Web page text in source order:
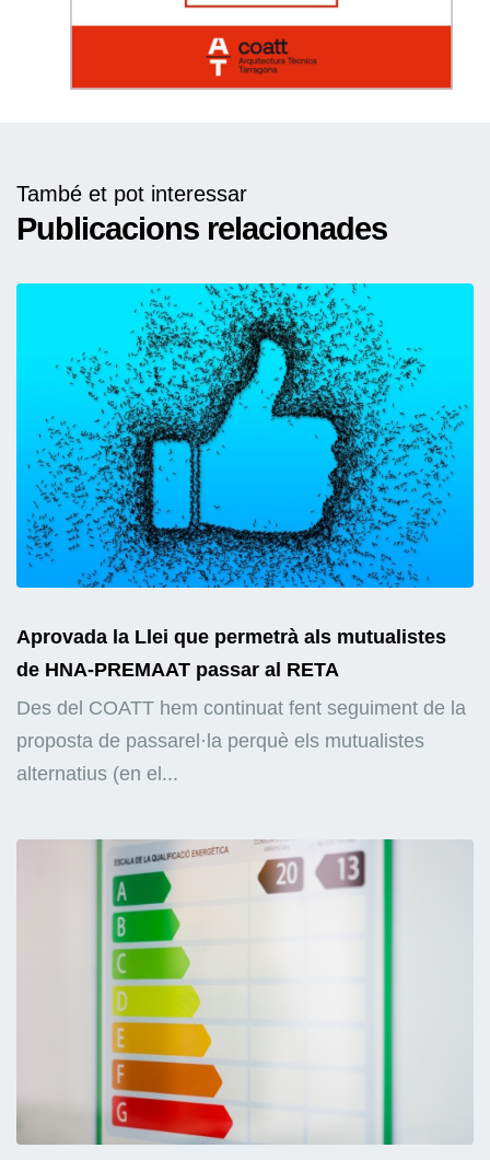
També et pot interessar
Publicacions relacionades
Aprovada la Llei que permetrà als mutualistes
de HNA-PREMAAT passar al RETA
Des del COATT hem continuat fent seguiment de la
proposta de passarel·la perquè els mutualistes
alternatius (en el...